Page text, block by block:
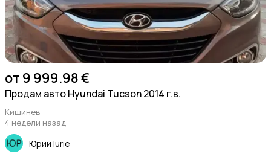
от 9 999.98 €
Продам авто Hyundai Tucson 2014 г.в.
Кишинев
4 недели назад
Юрий Iurie